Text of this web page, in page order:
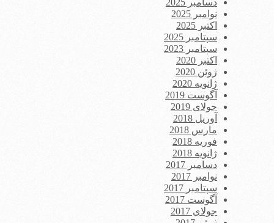
دسامبر 2025
نوامبر 2025
اکتبر 2025
سپتامبر 2025
سپتامبر 2023
اکتبر 2020
ژوئن 2020
ژانویه 2020
آگوست 2019
جولای 2019
آوریل 2018
مارس 2018
فوریه 2018
ژانویه 2018
دسامبر 2017
نوامبر 2017
سپتامبر 2017
آگوست 2017
جولای 2017